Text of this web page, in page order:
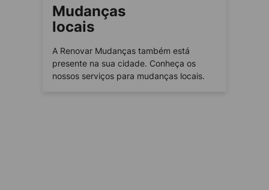
Mudanças
locais
A Renovar Mudanças também está
presente na sua cidade. Conheça os
nossos serviços para mudanças locais.